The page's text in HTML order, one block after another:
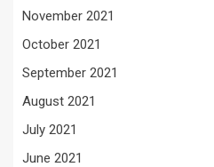
November 2021
October 2021
September 2021
August 2021
July 2021
June 2021